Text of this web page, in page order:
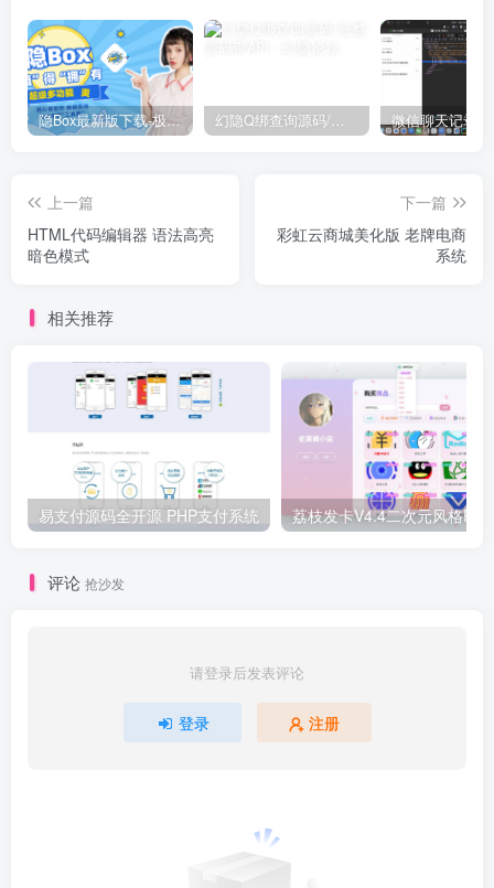
隐Box最新版下载-极致模式 幻隐Q绑查询源码/完整源码带API
上一篇
HTML代码编辑器 语法高亮
暗色模式
下一篇
彩虹云商城美化版 老牌电商
系统
相关推荐
易支付源码全开源 PHP支付系统
评论 抢沙发
请登录后发表评论
登录 注册